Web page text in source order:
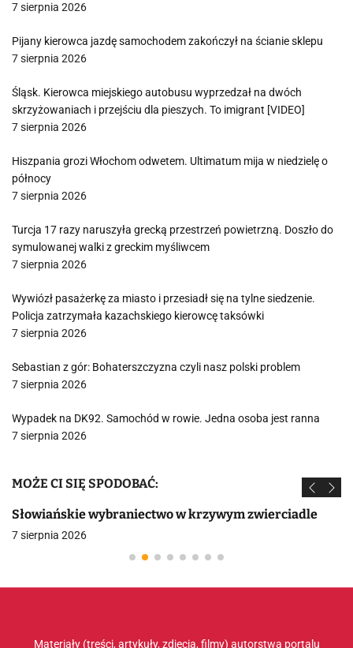
7 sierpnia 2026
Pijany kierowca jazdę samochodem zakończył na ścianie sklepu
7 sierpnia 2026
Śląsk. Kierowca miejskiego autobusu wyprzedzał na dwóch
skrzyżowaniach i przejściu dla pieszych. To imigrant [VIDEO]
7 sierpnia 2026
Hiszpania grozi Włochom odwetem. Ultimatum mija w niedzielę o
północy
7 sierpnia 2026
Turcja 17 razy naruszyła grecką przestrzeń powietrzną. Doszło do
symulowanej walki z greckim myśliwcem
7 sierpnia 2026
Wywiózł pasażerkę za miasto i przesiadł się na tylne siedzenie.
Policja zatrzymała kazachskiego kierowcę taksówki
7 sierpnia 2026
Sebastian z gór: Bohaterszczyzna czyli nasz polski problem
7 sierpnia 2026
Wypadek na DK92. Samochód w rowie. Jedna osoba jest ranna
7 sierpnia 2026
MOŻE CI SIĘ SPODOBAĆ:
Słowiańskie wybraniectwo w krzywym zwierciadle
7 sierpnia 2026
Materiały (treści, artykuły, zdjęcia, filmy) autorstwa portalu